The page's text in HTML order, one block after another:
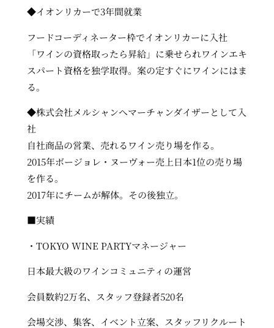
◆イオンリカーで3年間就業
フードコーディネーター枠でイオンリカーに入社
「ワインの資格取ったら昇給」に乗せられワインエキ
スパート資格を独学取得。案の定すぐにワインにはま
る。
◆株式会社メルシャンへマーチャンダイザーとして入
社
自社商品の営業、売れるワイン売り場を作る。
2015年ボージョレ・ヌーヴォー売上日本1位の売り場
を作る。
2017年にチームが解体。その後独立。
■実績
・TOKYO WINE PARTYマネージャー
日本最大級のワインコミュニティの運営
会員数約2万名、スタッフ登録者520名
会場交渉、集客、イベント立案、スタッフリクルート